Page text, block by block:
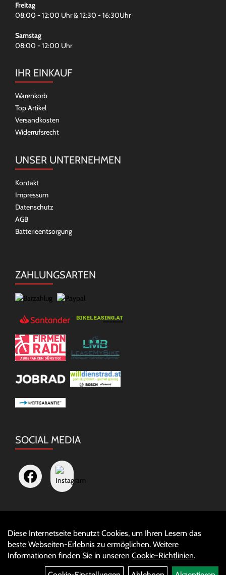
Freitag
08:00 - 12:00 Uhr & 12:30 - 16:30Uhr
Samstag
08:00 - 12:00 Uhr
IHR EINKAUF
Warenkorb
Top Artikel
Versandkosten
Widerrufsrecht
UNSER UNTERNEHMEN
Kontakt
Impressum
Datenschutz
AGB
Batterieentsorgung
ZAHLUNGSARTEN
SOCIAL MEDIA
Diese Internetseite benutzt Cookies, um Ihren Lesern das
beste Webseiten-Erlebnis zu ermöglichen. Weitere
Informationen finden Sie in unseren Cookie-Richtlinien.
Auftrag widerrufen